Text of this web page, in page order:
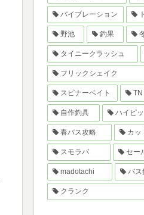
バイブレーション
野池 釣果
タイニークラッシュ
フリックシェイク
スピナーベイト TN
自作釣具 ハイピ
春バス攻略 カッ
スモラバ セー
madotachi バス
クランク